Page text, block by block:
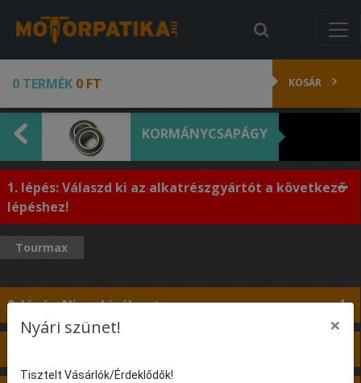
0 TERMÉK 0 FT KOSÁR
KORMÁNYCSAPÁGY
1. lépés: Válaszd ki az alkatrészgyártót a következő
lépéshez!
Tourmax
2. lépés: Nincs kiválasztva
Nyári szünet! ×
Tisztelt Vásárlók/Érdeklődők!